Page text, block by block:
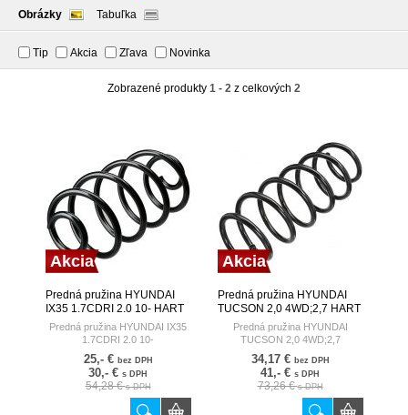
Obrázky
Tabuľka
Tip Akcia Zľava Novinka
Zobrazené produkty 1 - 2 z celkových 2
Akcia
Predná pružina HYUNDAI
IX35 1.7CDRI 2.0 10- HART
Predná pružina HYUNDAI IX35
1.7CDRI 2.0 10-
25,- € bez DPH
30,- € s DPH
54,28 €s DPH
Akcia
Predná pružina HYUNDAI
TUCSON 2,0 4WD;2,7 HART
Predná pružina HYUNDAI
TUCSON 2,0 4WD;2,7
34,17 € bez DPH
41,- € s DPH
73,26 €s DPH